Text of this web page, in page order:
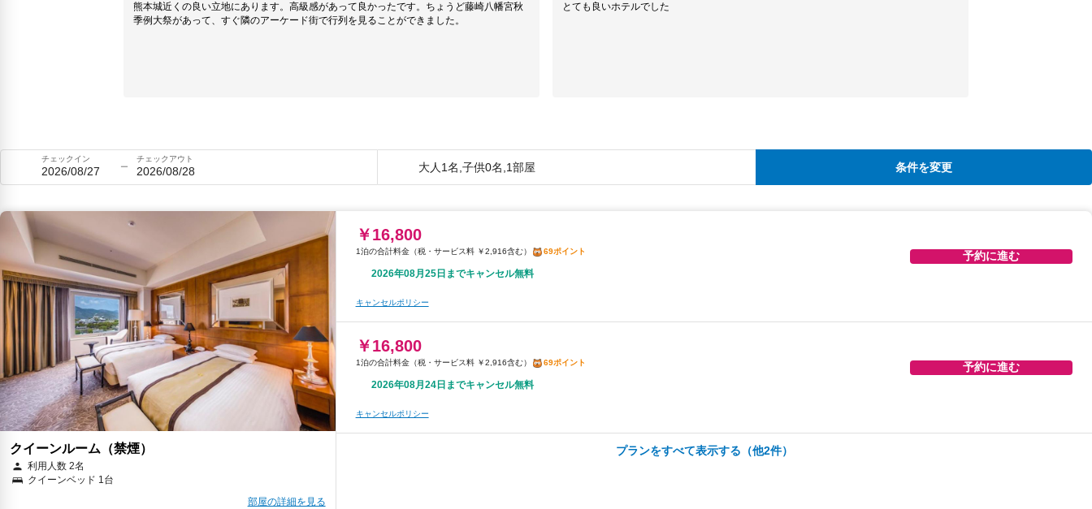
熊本城近くの良い立地にあります。高級感があって良かったです。ちょうど藤崎八幡宮秋
季例大祭があって、すぐ隣のアーケード街で行列を見ることができました。
とても良いホテルでした
チェックイン
2026/08/27
チェックアウト
2026/08/28 大人1名,子供0名,1部屋 条件を変更
クイーンルーム（禁煙）
利用人数 2名
クイーンベッド 1台
部屋の詳細を見る
￥16,800
税・サービス料 ￥2,916含む 69ポイント
2026年08月25日までキャンセル無料
キャンセルポリシー
予約に進む
￥16,800
税・サービス料 ￥2,916含む 69ポイント
2026年08月24日までキャンセル無料
キャンセルポリシー
予約に進む
プランをすべて表示する（他2件）